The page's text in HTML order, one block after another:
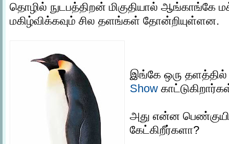
தொழில் நுடபத்திறன் மிகுதியால் ஆங்காங்கே
மகிழ்விக்கவும் சில தளங்கள் தோன்றியுள்ளன.
இங்கே ஒரு
Show
அது என்ன
கேட்கிறீர்களா?